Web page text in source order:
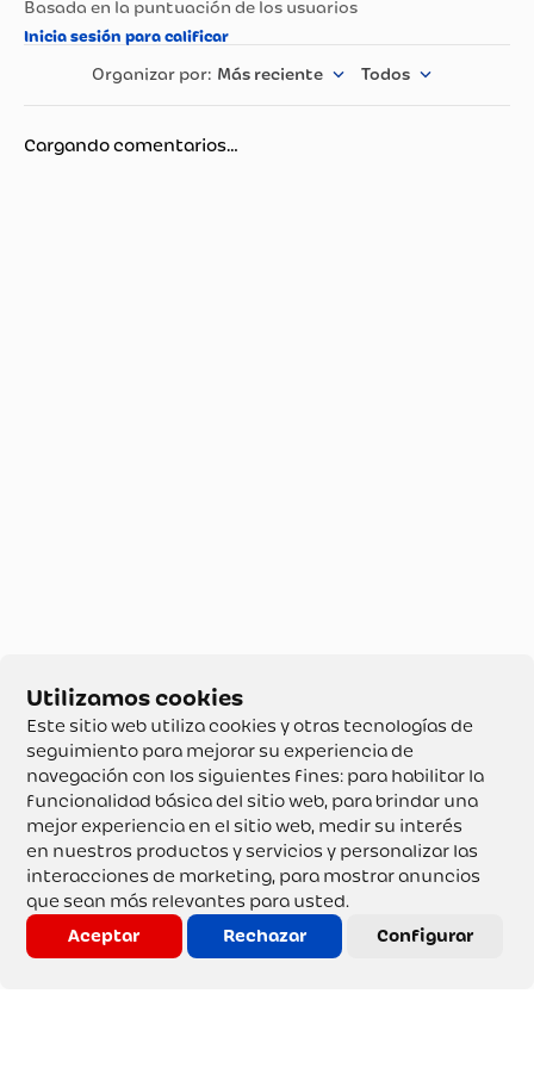
Este sitio web utiliza cookies y otras tecnologías de
seguimiento para mejorar su experiencia de
navegación con los siguientes fines: para habilitar la
funcionalidad básica del sitio web, para brindar una
mejor experiencia en el sitio web, medir su interés
en nuestros productos y servicios y personalizar las
interacciones de marketing, para mostrar anuncios
que sean más relevantes para usted.
Aceptar
Rechazar Configurar
Más reciente Todos
Cargando comentarios…